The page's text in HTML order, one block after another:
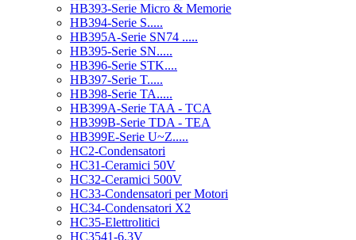
HB393-Serie Micro & Memorie
HB394-Serie S.....
HB395A-Serie SN74 .....
HB395-Serie SN.....
HB396-Serie STK....
HB397-Serie T.....
HB398-Serie TA.....
HB399A-Serie TAA - TCA
HB399B-Serie TDA - TEA
HB399E-Serie U~Z.....
HC2-Condensatori
HC31-Ceramici 50V
HC32-Ceramici 500V
HC33-Condensatori per Motori
HC34-Condensatori X2
HC35-Elettrolitici
HC3541-6,3V